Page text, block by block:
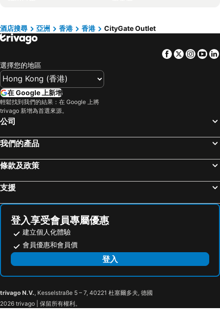
Lychee Sunset Hotel Cheung Chau
輝豪酒店
Man Lai Wah Hotel
香港挪亞方舟 - 太陽館‧度假營
Sai Yuen
Oootopia West
香港國際機場
南山區
東涌
Wan Chai Metro Station
深水埗區
香港迪士尼樂園
羅湖口岸
東門步行街
越秀區
中環
羅湖口岸
Tsing Yi Metro Station
天河區
九龍城
番禺區
朗豪坊
Causeway Bay Metro Station
荔灣區
世界之窗
CityGate Outlet
Tung Chung Metro Station
Ngong Ping Cable Car
大嶼山
酒店搜尋 亞洲 香港 香港 CityGate Outlet
Facebook
Twitter
選擇您的地區
在 Google 上新增
輕鬆找到我們的結果：在 Google 上將
trivago 新增為首選來源。
公司
我們的產品
條款及政策
支援
登入享受會員專屬優惠
建立個人化體驗
會員優惠和會員價
登入
trivago N.V., Kesselstraße 5 – 7, 40221 杜塞爾多夫, 德國
2026 trivago | 保留所有權利。